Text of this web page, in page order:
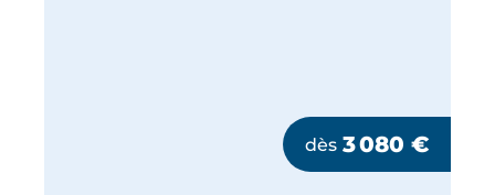
dès 3 080€